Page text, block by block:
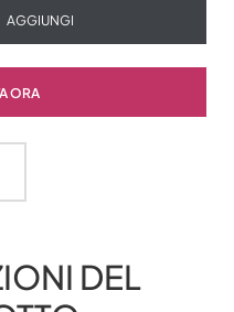
AGGIUNGI
ORA
DEL